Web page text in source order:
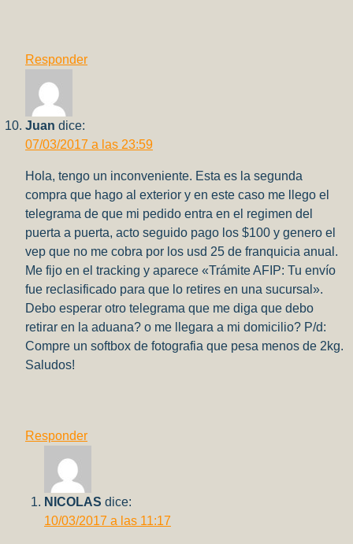
Responder
Juan dice:
07/03/2017 a las 23:59
Hola, tengo un inconveniente. Esta es la segunda
compra que hago al exterior y en este caso me llego el
telegrama de que mi pedido entra en el regimen del
puerta a puerta, acto seguido pago los $100 y genero el
vep que no me cobra por los usd 25 de franquicia anual.
Me fijo en el tracking y aparece «Trámite AFIP: Tu envío
fue reclasificado para que lo retires en una sucursal».
Debo esperar otro telegrama que me diga que debo
retirar en la aduana? o me llegara a mi domicilio? P/d:
Compre un softbox de fotografia que pesa menos de 2kg.
Saludos!
Responder
NICOLAS dice:
10/03/2017 a las 11:17